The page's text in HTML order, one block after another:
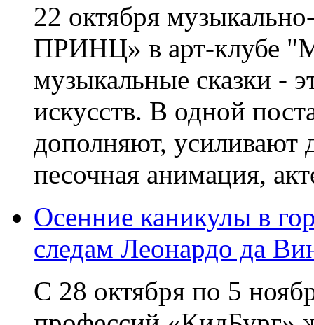
22 октября
ПРИНЦ» в арт-клубе
музыкальные сказки -
искусств. В одной
дополняют, усиливают
песочная анимация,
Осенние каникулы в
следам Леонардо да
С 28 октября по 5